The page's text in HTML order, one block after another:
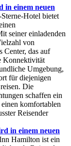
in einem neuen
Hotel bietet
seiner einladenden
von
Center, das auf
Konnektivität
Umgebung,
für diejenigen
Die
schaffen ein
komfortablen
Reisender
in einem neuen
Hamilton ist ein